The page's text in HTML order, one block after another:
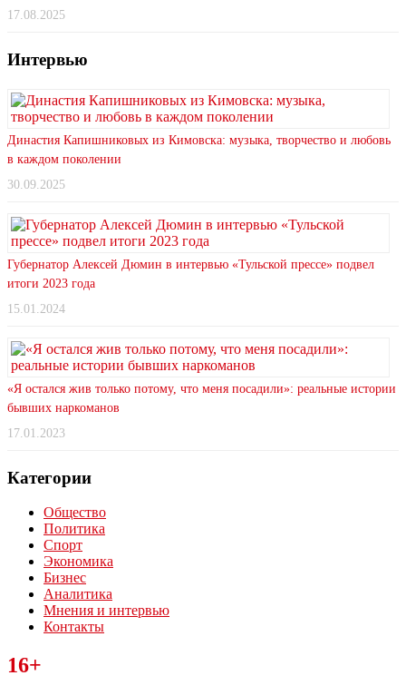
17.08.2025
Интервью
Династия Капишниковых из Кимовска: музыка, творчество и любовь
в каждом поколении
30.09.2025
Губернатор Алексей Дюмин в интервью «Тульской прессе» подвел
итоги 2023 года
15.01.2024
«Я остался жив только потому, что меня посадили»: реальные истории
бывших наркоманов
17.01.2023
Категории
Общество
Политика
Спорт
Экономика
Бизнес
Аналитика
Мнения и интервью
Контакты
Читайте последние новости дня в Тульской области на сайте
“ЗаНовомосковск”
16+